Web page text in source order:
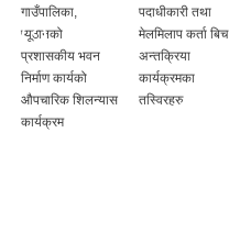
गाउँपालिका,
प्यूठानको
प्रशासकीय भवन
निर्माण कार्यको
औपचारिक शिलन्यास
कार्यक्रम
पदाधीकारी तथा
मेलमिलाप कर्ता बिच
अन्तक्रिया
कार्यक्रमका
तस्विरहरु